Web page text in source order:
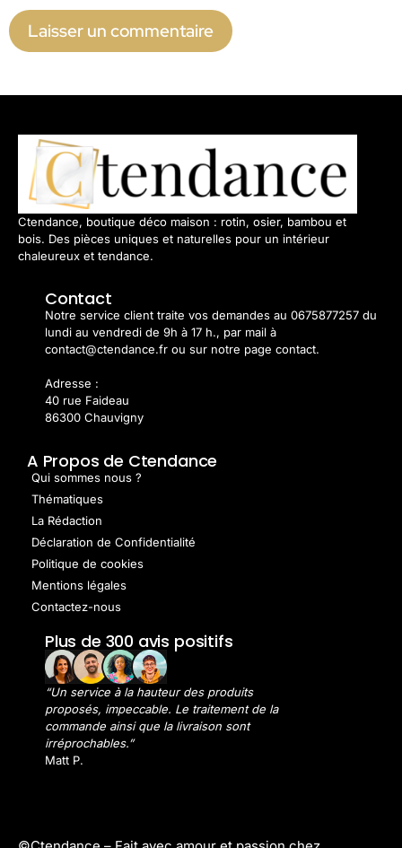
Ctendance, boutique déco maison : rotin, osier, bambou et
bois. Des pièces uniques et naturelles pour un intérieur
chaleureux et tendance.
Contact
Notre service client traite vos demandes au 0675877257 du
lundi au vendredi de 9h à 17 h., par mail à
contact@ctendance.fr ou sur notre page contact.
Adresse :
40 rue Faideau
86300 Chauvigny
A Propos de Ctendance
Qui sommes nous ?
Thématiques
La Rédaction
Déclaration de Confidentialité
Politique de cookies
Mentions légales
Contactez-nous
Plus de 300 avis positifs
“Un service à la hauteur des produits
proposés, impeccable. Le traitement de la
commande ainsi que la livraison sont
irréprochables.”
Matt P.